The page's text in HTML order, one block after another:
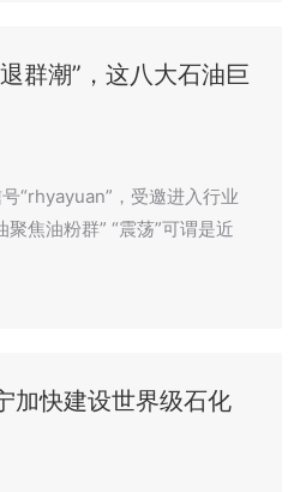
群潮”，这八大石油巨
“rhyayuan”，受邀进入行业
焦油粉群” “震荡”可谓是近
加快建设世界级石化